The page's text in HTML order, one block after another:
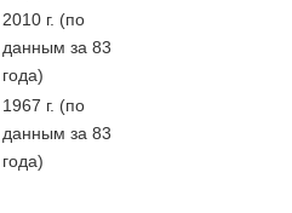
2010 г. (по
данным за 83
года)
1967 г. (по
данным за 83
года)